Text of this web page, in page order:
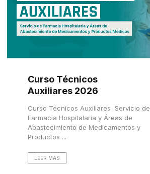
Curso Técnicos
Auxiliares 2026
Curso Técnicos Auxiliares Servicio de
Farmacia Hospitalaria y Áreas de
Abastecimiento de Medicamentos y
Productos ...
LEER MAS